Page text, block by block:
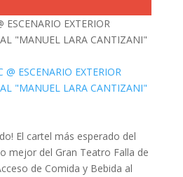
ESCENARIO EXTERIOR
"MANUEL LARA CANTIZANI"
El cartel más esperado del
mejor del Gran Teatro Falla de
de Comida y Bebida al